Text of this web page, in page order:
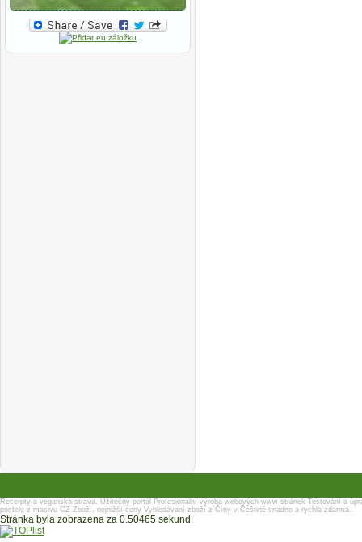
Recerpty a veganská strava. Užitečný portál Profesionální výroba webových www stránek Testování a
postele z masivu CZ Zboží, nejnižší ceny Vyhledávaní zboží z Číny v Češtině snadno a rychla zdarma..
Stránka byla zobrazena za 0.50465 sekund.